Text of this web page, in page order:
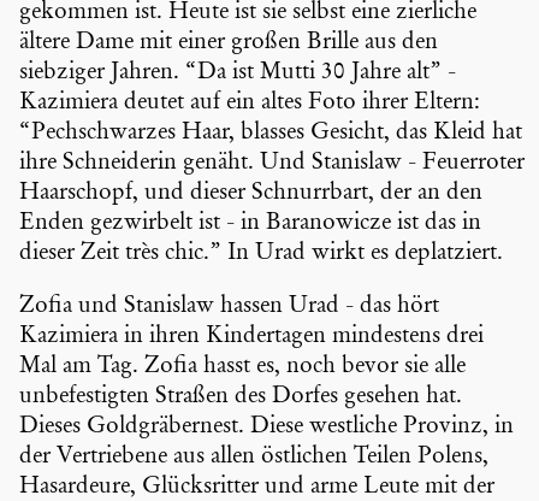
gekommen ist. Heute ist sie selbst eine zierliche
ältere Dame mit einer großen Brille aus den
siebziger Jahren. “Da ist Mutti 30 Jahre alt” -
Kazimiera deutet auf ein altes Foto ihrer Eltern:
“Pechschwarzes Haar, blasses Gesicht, das Kleid hat
ihre Schnei­derin genäht. Und Stanislaw - Feuer­roter
Haarschopf, und dieser Schnurr­bart, der an den
Enden gezwir­belt ist - in Barano­wicze ist das in
dieser Zeit très chic.” In Urad wirkt es deplat­ziert.
Zofia und Stanislaw hassen Urad - das hört
Kazimiera in ihren Kinder­tagen mindes­tens drei
Mal am Tag. Zofia hasst es, noch bevor sie alle
unbefes­tigten Straßen des Dorfes gesehen hat.
Dieses Goldgrä­ber­nest. Diese westliche Provinz, in
der Vertrie­bene aus allen östlichen Teilen Polens,
Hasar­deure, Glücks­ritter und arme Leute mit der